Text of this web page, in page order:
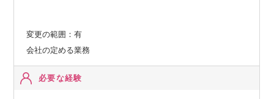
変更の範囲：有
会社の定める業務
必要な経験